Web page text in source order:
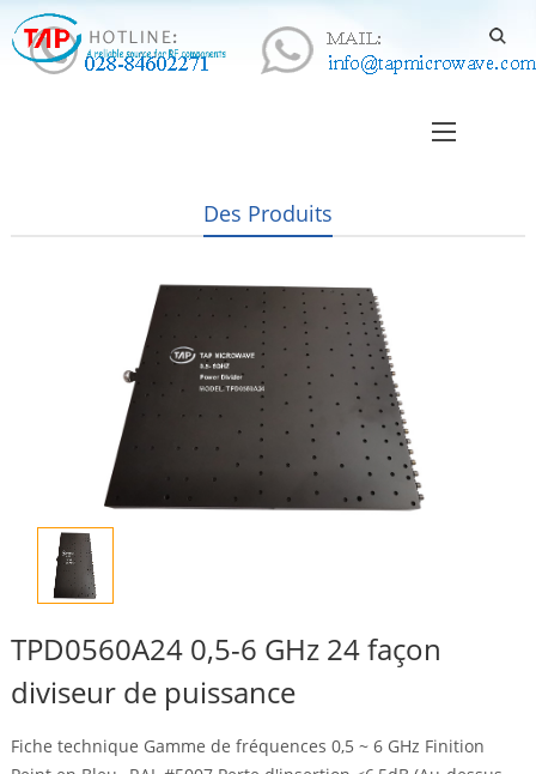
Des Produits
TPD0560A24 0,5-6 GHz 24 façon
diviseur de puissance
Fiche technique Gamme de fréquences 0,5 ~ 6 GHz Finition